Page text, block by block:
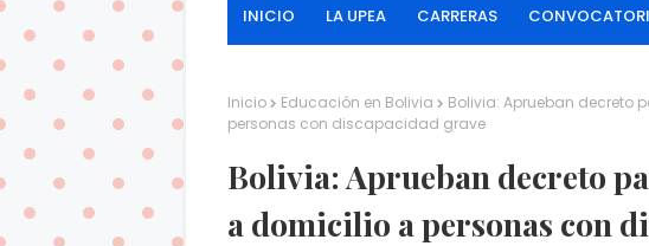
INICIO LA UPEA CARRERAS
Inicio Educación en Bolivia
Bolivia: Aprueban decreto
personas con discapacidad grave
Bolivia: Aprueban decreto
a domicilio a personas con